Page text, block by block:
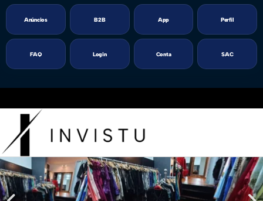
Anúncios B2B App Perfil
FAQ Login Conta SAC